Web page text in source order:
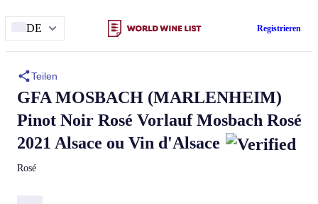
DE Registrieren
Teilen
GFA MOSBACH (MARLENHEIM)
Pinot Noir Rosé Vorlauf Mosbach Rosé
2021 Alsace ou Vin d'Alsace
Rosé